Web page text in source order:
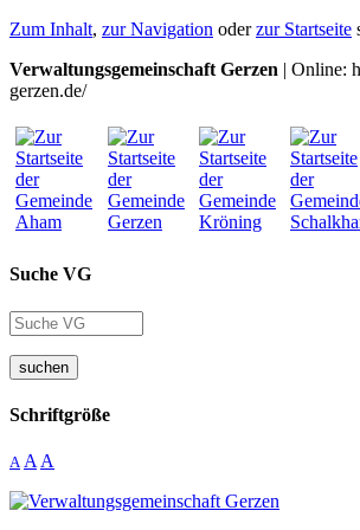
Zum Inhalt, zur Navigation oderzur Startseite
Verwaltungsgemeinschaft Gerzen | Online:
gerzen.de/
Suche VG
suchen
Schriftgröße
A A A